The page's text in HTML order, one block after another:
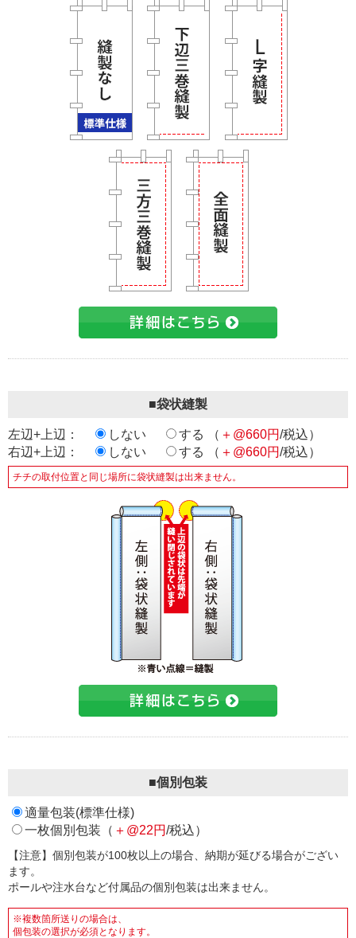
■袋状縫製
左辺+上辺： しない する （ ＋@660円/税込）
右辺+上辺：
しない する （ ＋@660円/税込）
チチの取付位置と同じ場所に袋状縫製は出来ません。
■個別包装
適量包装(標準仕様)
一枚個別包装（ ＋@22円/税込）
【注意】個別包装が100枚以上の場合、納期が延びる場合がござい
ます。
ポールや注水台など付属品の個別包装は出来ません。
※複数箇所送りの場合は、
個包装の選択が必須となります。